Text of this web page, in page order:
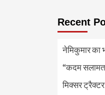
Recent
नेमिकुमार का
“कदम
मिक्सर